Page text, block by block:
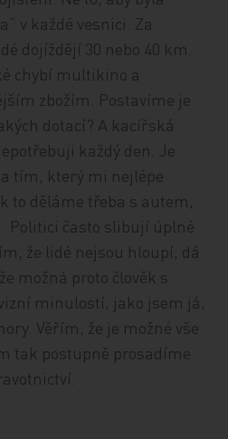
v každé vesnici. Za
dojíždějí 30 nebo 40 km.
chybí multikino a
zbožím. Postavíme je
dotací? A kacířská
každý den. Je
tím, který mi nejlépe
to děláme třeba s autem,
Politici často slibují úplné
že lidé nejsou hloupí, dá
možná proto člověk s
minulostí, jako jsem já,
Věřím, že je možné vše
tak postupně prosadíme